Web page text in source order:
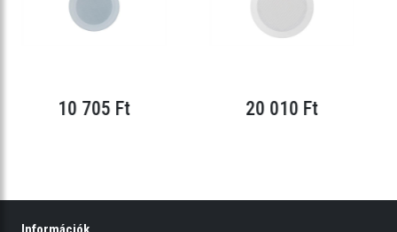
10 705 Ft 20 010 Ft